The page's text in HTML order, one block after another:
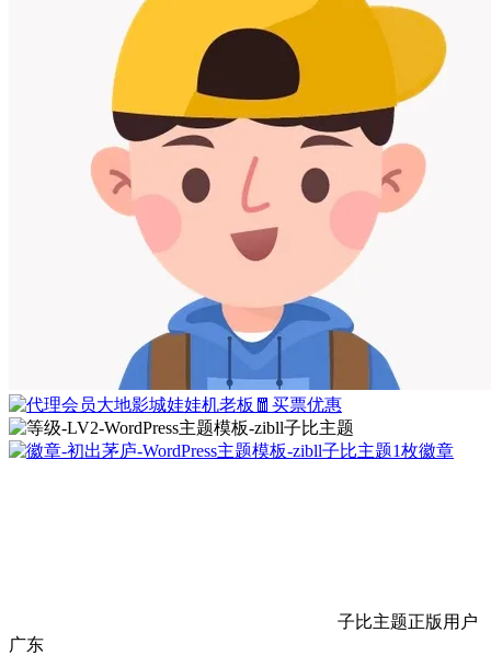
大地影城娃娃机老板🧧买票优惠
1枚徽章
子比主题正版用户
广东